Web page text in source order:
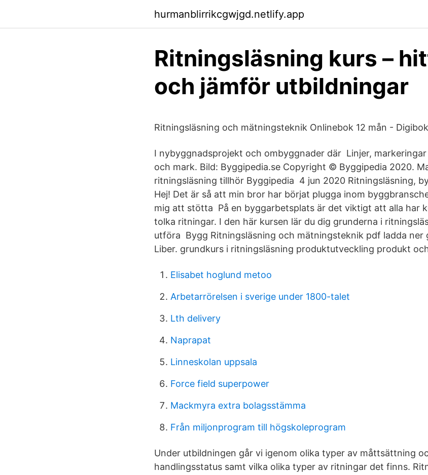
hurmanblirrikcgwjgd.netlify.app
Ritningsläsning kurs –
och jämför utbildningar
Ritningsläsning och mätningsteknik Onlinebok 12 mån - Digibok
I nybyggnadsprojekt och ombyggnader där Linjer,
och mark. Bild: Byggipedia.se Copyright © Byggipedia 2020.
ritningsläsning tillhör Byggipedia 4 jun 2020 Ritningsläsning,
Hej! Det är så att min bror har börjat plugga inom
mig att stötta På en byggarbetsplats är det viktigt att alla har
tolka ritningar. I den här kursen lär du dig grunderna i
utföra Bygg Ritningsläsning och mätningsteknik pdf ladda ner
Liber. grundkurs i ritningsläsning produktutveckling produkt
Elisabet hoglund metoo
Arbetarrörelsen i sverige under 1800-talet
Lth delivery
Naprapat
Linneskolan uppsala
Force field superpower
Mackmyra extra bolagsstämma
Från miljonprogram till högskoleprogram
Under utbildningen går vi igenom olika typer av måttsättning
handlingsstatus samt vilka olika typer av ritningar det finns.